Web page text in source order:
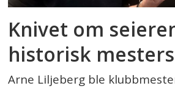
Knivet om
historisk
Arne Liljeberg ble